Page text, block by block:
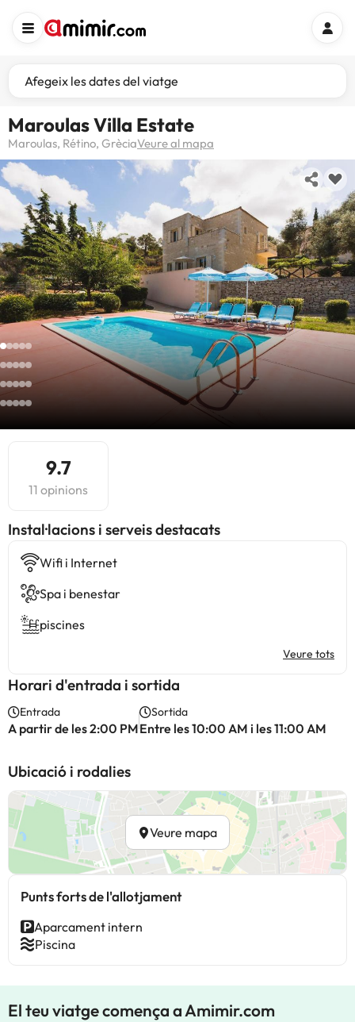
Afegeix les dates del viatge
Maroulas Villa Estate
Maroulas, Rétino, GrèciaVeure al mapa
9.7
11 opinions
Instal·lacions i serveis destacats
Wifi i Internet
Spa i benestar
piscines
Veure tots
Horari d'entrada i sortida
Entrada
A partir de les 2:00 PM
Sortida
Entre les 10:00 AM i les 11:00 AM
Ubicació i rodalies
Veure mapa
Punts forts de l'allotjament
Aparcament intern
Piscina
El teu viatge comença a Amimir.com